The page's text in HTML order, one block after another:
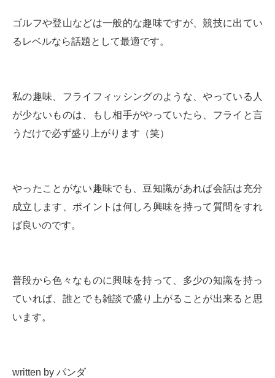
ゴルフや登山などは一般的な趣味ですが、競技に出てい
るレベルなら話題として最適です。
私の趣味、フライフィッシングのような、やっている人
が少ないものは、もし相手がやっていたら、フライと言
うだけで必ず盛り上がります（笑）
やったことがない趣味でも、豆知識があれば会話は充分
成立します、ポイントは何しろ興味を持って質問をすれ
ば良いのです。
普段から色々なものに興味を持って、多少の知識を持っ
ていれば、誰とでも雑談で盛り上がることが出来ると思
います。
written by パンダ